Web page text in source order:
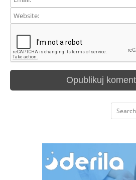
Search